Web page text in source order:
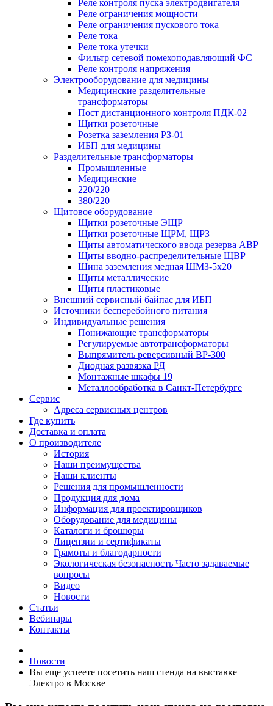
Реле контроля пуска электродвигателя
Реле ограничения мощности
Реле ограничения пускового тока
Реле тока
Реле тока утечки
Фильтр сетевой помехоподавляющий ФС
Реле контроля напряжения
Электрооборудование для медицины
Медицинские разделительные
трансформаторы
Пост дистанционного контроля ПДК-02
Щитки розеточные
Розетка заземления РЗ-01
ИБП для медицины
Разделительные трансформаторы
Промышленные
Медицинские
220/220
380/220
Щитовое оборудование
Щитки розеточные ЭЩР
Щитки розеточные ЩРМ, ЩРЗ
Щиты автоматического ввода резерва АВР
Щиты вводно-распределительные ЩВР
Шина заземления медная ШМЗ-5х20
Щиты металлические
Щиты пластиковые
Внешний сервисный байпас для ИБП
Источники бесперебойного питания
Индивидуальные решения
Понижающие трансформаторы
Регулируемые автотрансформаторы
Выпрямитель реверсивный ВР-300
Диодная развязка РД
Монтажные шкафы 19
Металлообработка в Санкт-Петербурге
Сервис
Адреса сервисных центров
Где купить
Доставка и оплата
О производителе
История
Наши преимущества
Наши клиенты
Решения для промышленности
Продукция для дома
Информация для проектировщиков
Оборудование для медицины
Каталоги и брошюры
Лицензии и сертификаты
Грамоты и благодарности
Экологическая безопасность Часто задаваемые
вопросы
Видео
Новости
Статьи
Вебинары
Контакты
Новости
Вы еще успеете посетить наш стенда на выставке
Электро в Москве